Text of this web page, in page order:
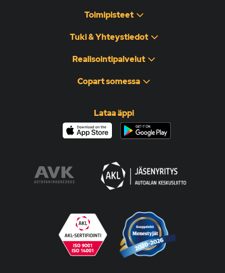
Toimipisteet
Tuki & Yhteystiedot
Realisointipalvelut
Copart somessa
Lataa äppi